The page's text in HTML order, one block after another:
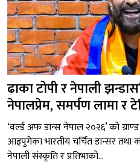
ढाका टोपी र नेपाली
नेपालप्रेम, समर्पण लामा र
‘वर्ल्ड अफ डान्स नेपाल २०२६’ को
आइपुगेका भारतीय चर्चित डान्सर तथा
नेपाली संस्कृति र प्रतिभाको...